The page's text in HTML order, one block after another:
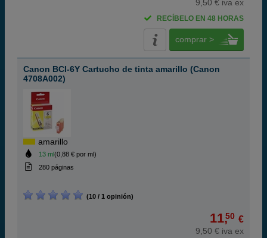
9,50 € iva ex
RECÍBELO EN 48 HORAS
comprar >
Canon BCI-6Y Cartucho de tinta amarillo (Canon
4708A002)
amarillo
13 ml(0,88 € por ml)
280 páginas
(10 / 1 opinión)
11,50 €
9,50 € iva ex